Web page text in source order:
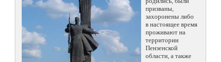
призваны,
захоронены либо
в настоящее время
проживают на
территории
Пензенской
области, а также